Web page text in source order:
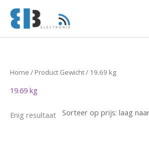
naar
inhoud
Home / Product Gewicht / 19.69 kg
19.69 kg
Enig resultaat